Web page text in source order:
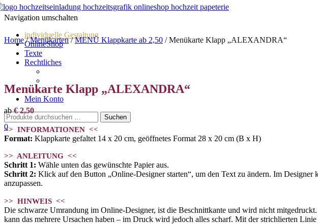
Navigation umschalten
individuelle Gestaltung
OnlineShop
Texte
Rechtliches
Datenschutz
Mein Konto
0
Home/Menükarten/MENÜ Klappkarte ab 2,50 / Menükarte Klapp „ALEXANDRA“
Menükarte Klapp „ALEXANDRA“
ab€2,50
>> INFORMATIONEN <<
Format: Klappkarte gefaltet 14 x 20 cm, geöffnetes Format 28 x 20 cm (B x H)
>> ANLEITUNG <<
Schritt 1: Wähle unten das gewünschte Papier aus.
Schritt 2: Klick auf den Button „Online-Designer starten“, um den Text zu ändern. Im
anzupassen.
>> HINWEIS <<
Die schwarze Umrandung im Online-Designer, ist die Beschnittkante und wird nicht
kann das mehrere Ursachen haben – im Druck wird jedoch alles scharf. Mit der strichlierten